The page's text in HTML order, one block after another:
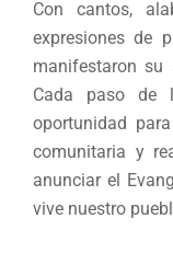
Con cantos,
expresiones de
manifestaron su
Cada paso de
oportunidad
comunitaria y
anunciar el
vive nuestro